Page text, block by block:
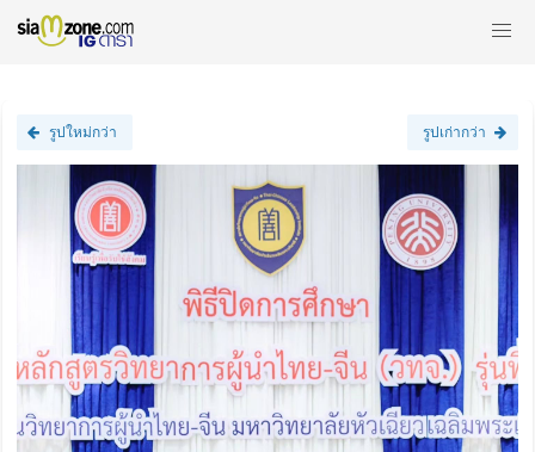
รูปใหม่กว่า รูปเก่ากว่า